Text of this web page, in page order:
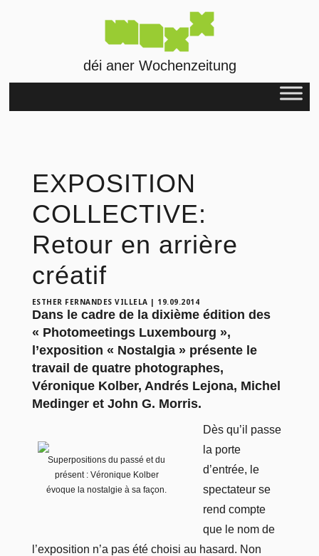
déi aner Wochenzeitung
EXPOSITION
COLLECTIVE:
Retour en arrière
créatif
ESTHER FERNANDES VILLELA | 19.09.2014
Dans le cadre de la dixième édition des
« Photomeetings Luxembourg »,
l’exposition « Nostalgia » présente le
travail de quatre photographes,
Véronique Kolber, Andrés Lejona, Michel
Medinger et John G. Morris.
Superpositions du passé et du
présent : Véronique Kolber
évoque la nostalgie à sa façon.
Dès qu’il passe
la porte
d’entrée, le
spectateur se
rend compte
que le nom de
l’exposition n’a pas été choisi au hasard. Non